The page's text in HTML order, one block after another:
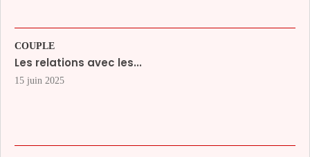
COUPLE
Les relations avec les...
15 juin 2025